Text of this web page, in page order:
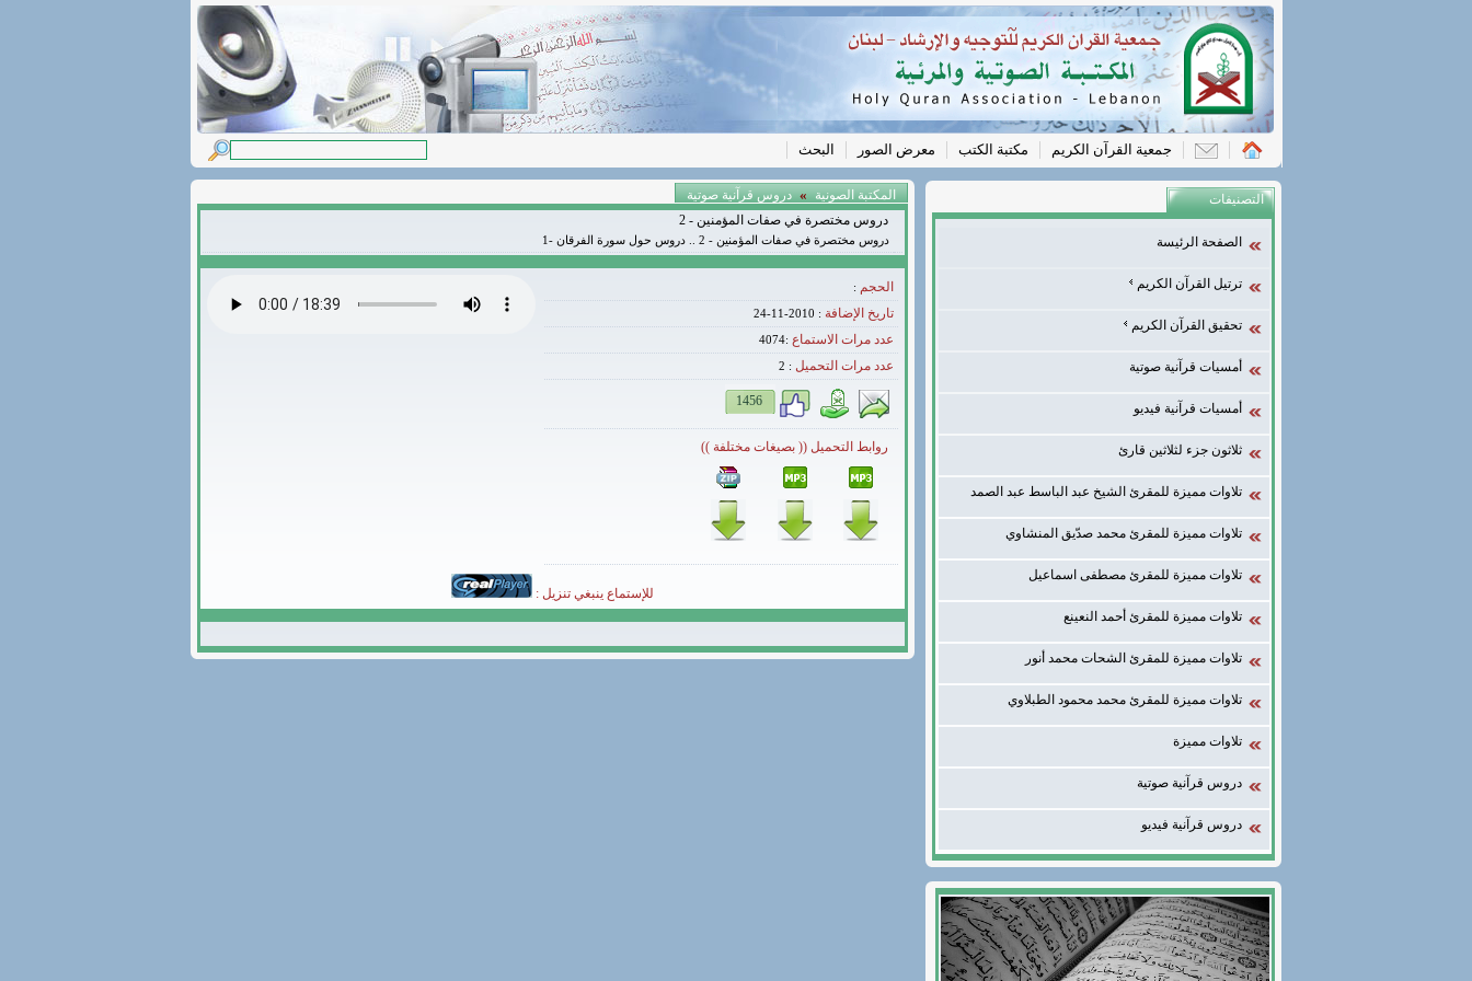
جمعية القرآن الكريم مكتبة الكتب معرض الصور البحث
المكتبة الصونية » دروس قرآنية صوتية
دروس مختصرة في صفات المؤمنين - 2
دروس مختصرة في صفات المؤمنين - 2 .. دروس حول سورة الفرقان -1
الحجم :
تاريخ الإضافة : 2010-11-24
عدد مرات الاستماع :4074
عدد مرات التحميل :
2
1456
روابط التحميل (( بصيغات مختلفة ))
للإستماع ينبغي تنزيل :
التصنيفات
الصفحة الرئيسة
ترتيل القرآن الكريم
تحقيق القرآن الكريم
أمسيات قرآنية صوتية
أمسيات قرآنية فيديو
ثلاثون جزء لثلاثين قارئ
تلاوات مميزة للمقرئ الشيخ عبد الباسط عبد الصمد
تلاوات مميزة للمقرئ محمد صدّيق المنشاوي
تلاوات مميزة للمقرئ مصطفى اسماعيل
تلاوات مميزة للمقرئ أحمد النعينع
تلاوات مميزة للمقرئ الشحات محمد أنور
تلاوات مميزة للمقرئ محمد محمود الطبلاوي
تلاوات مميزة
دروس قرآنية صوتية
دروس قرآنية فيديو